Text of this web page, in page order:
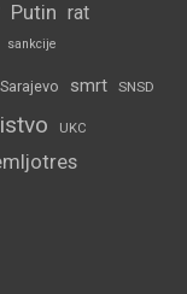
Putin rat
sankcije
Sarajevo smrt SNSD
UKC